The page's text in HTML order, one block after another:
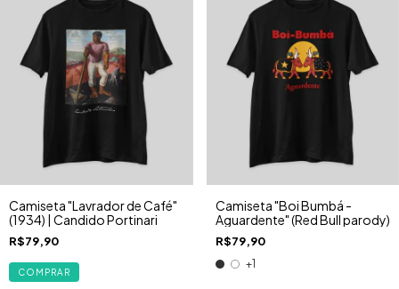
Camiseta "Lavrador de Café"
(1934) | Candido Portinari
R$79,90
COMPRAR
Camiseta "Boi Bumbá -
Aguardente" (Red Bull parody)
R$79,90
+1